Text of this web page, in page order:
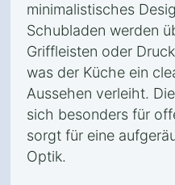
minimalistisches
Schubladen werden
Griffleisten oder
was der Küche ein
Aussehen verleiht.
sich besonders für
sorgt für eine
Optik.